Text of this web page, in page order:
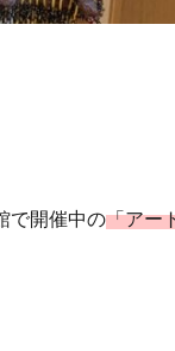
で開催中の「アー